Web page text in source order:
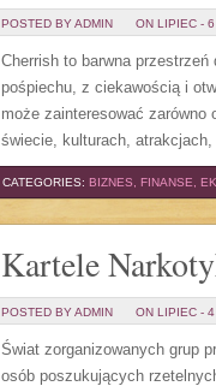
POSTED BY ADMIN ON LIPIEC -
Cherrish to barwna
pośpiechu, z ciekawością i
może zainteresować
świecie, kulturach, atrakcjach,
CATEGORIES: BIZNES, FINANSE,
Kartele
POSTED BY ADMIN ON LIPIEC -
Świat zorganizowanych grup
osób poszukujących